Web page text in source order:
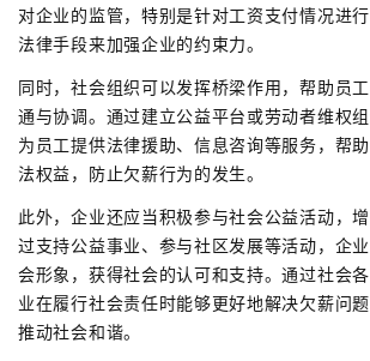
对企业的监管，特别是针对工资支付情况进
法律手段来加强企业的约束力。
同时，社会组织可以发挥桥梁作用，帮助员
通与协调。通过建立公益平台或劳动者维权
为员工提供法律援助、信息咨询等服务，帮
法权益，防止欠薪行为的发生。
此外，企业还应当积极参与社会公益活动，
过支持公益事业、参与社区发展等活动，企
会形象，获得社会的认可和支持。通过社会
业在履行社会责任时能够更好地解决欠薪问题
推动社会和谐。